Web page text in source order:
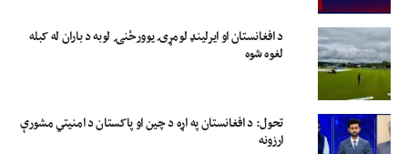
د افغانستان او ایرلینډ لومړۍ یوورځنۍ لوبه د باران له کبله
لغوه شوه
تحول: د افغانستان په اړه د چین او پاکستان د امنیتي مشورې
ارزونه